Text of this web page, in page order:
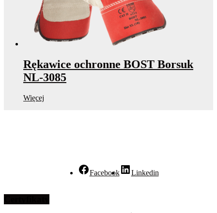
Rękawice ochronne BOST Borsuk
NL-3085
Więcej
Facebook Linkedin